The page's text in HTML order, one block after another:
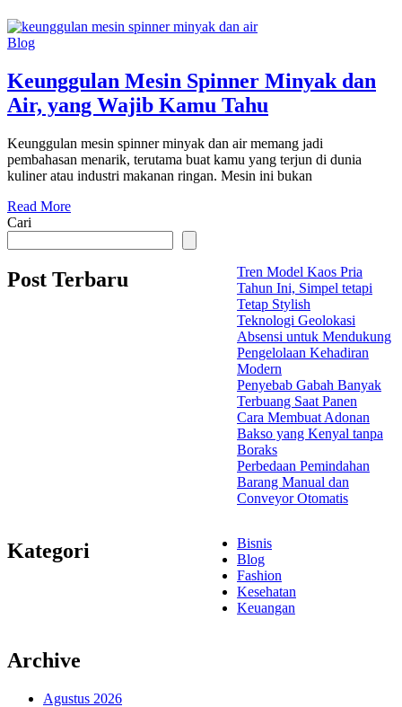
Blog
Keunggulan Mesin Spinner Minyak dan
Air, yang Wajib Kamu Tahu
Keunggulan mesin spinner minyak dan air memang jadi
pembahasan menarik, terutama buat kamu yang terjun di dunia
kuliner atau industri makanan ringan. Mesin ini bukan
Read More
Cari
Post Terbaru
Tren Model Kaos Pria
Tahun Ini, Simpel tetapi
Tetap Stylish
Teknologi Geolokasi
Absensi untuk Mendukung
Pengelolaan Kehadiran
Modern
Penyebab Gabah Banyak
Terbuang Saat Panen
Cara Membuat Adonan
Bakso yang Kenyal tanpa
Boraks
Perbedaan Pemindahan
Barang Manual dan
Conveyor Otomatis
Kategori
Bisnis
Blog
Fashion
Kesehatan
Keuangan
Archive
Agustus 2026